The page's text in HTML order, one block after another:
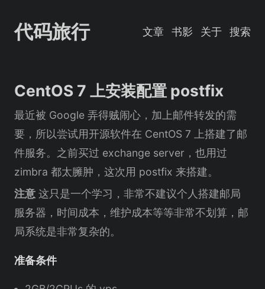
代码旅行 文章 书影 关于 搜索
CentOS 7 上安装配置 postfix
最近被 Google 弄得贼闹心，加上邮件转发的需
要，所以尝试用开源软件在 CentOS 7 上搭建了邮
件服务。之前买过 exchange server，也用过
zimbra 都太臃肿，这次用 postfix 来搭建。
注意 这只是一个学习，非常不建议个人搭建邮局
服务器，时间成本，维护成本等等非常不划算，邮
局系统是非常复杂的。
准备条件